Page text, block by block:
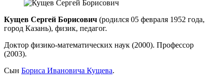
Кущев Сергей Борисович (родился 05 февраля 1952 года,
город Казань), физик, педагог.
Доктор физико-математических наук (2000). Профессор
(2003).
Сын Бориса Ивановича Кущева.